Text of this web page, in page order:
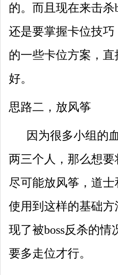
的。而且现在来击
还是要掌握卡位技
的一些卡位方案，
好。
思路二，放风筝
因为很多小组的血
两三个人，那么想
尽可能放风筝，道
使用到这样的基础
现了被boss反杀的
要多走位才行。